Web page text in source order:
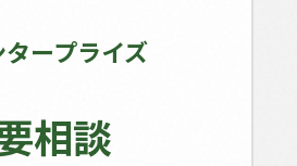
ープライズ
相談